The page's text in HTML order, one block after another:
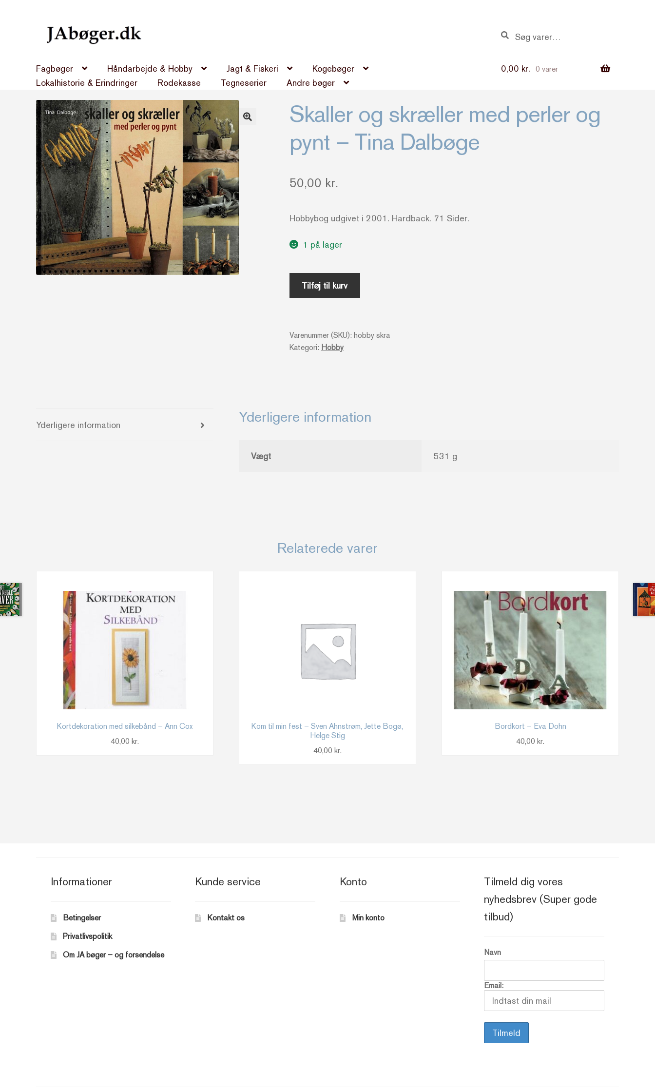
Spring
Spring
efter:
Søg
Fagbøger Håndarbejde & Hobby Jagt & Fiskeri
Kogebøger
Lokalhistorie & Erindringer
Rodekasse Tegneserier Andre bøger
0,00 kr. 0 varer
Skaller og skræller med perler og
pynt – Tina Dalbøge
50,00 kr.
Hobbybog udgivet i 2001. Hardback. 71 Sider.
1 på lager
Skaller
perler
og
antal
Tilføj til kurv
Varenummer (SKU): hobby skra
Kategori: Hobby
Yderligere information Yderligere information
Vægt 531 g
Relaterede varer
Kortdekoration med silkebånd – Ann Cox
40,00 kr.
Kom til min fest – Sven Ahnstrøm, Jette Bogø,
Helge Stig
40,00 kr.
Bordkort – Eva Dohn
40,00kr.
Informationer
Betingelser
Privatlivspolitik
Om JA bøger – og forsendelse
Kunde service
Kontakt os
Konto
Min konto
Tilmeld dig vores
nyhedsbrev (Super gode
tilbud)
Navn
Email: